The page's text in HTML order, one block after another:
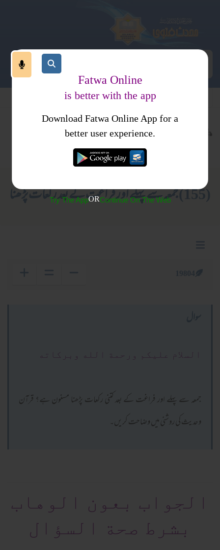
نماز
کتب فتاوی
فتاویٰ اصحاب الحدیث جلد 3
السلام عليكم ورحمة الله وبركاته
جمعہ سے پہلے اور فراغت کے بعد کتنی رکعات پڑھنا مسنون ہے؟ قرآن
وحدیث کی روشنی میں وضاحت کریں۔
الجواب بعون الوهاب
بشرط صحة السؤال
Fatwa Online
is better with the app
Download Fatwa Online App for a
better user experience.
Try The AppORContinue On The Web